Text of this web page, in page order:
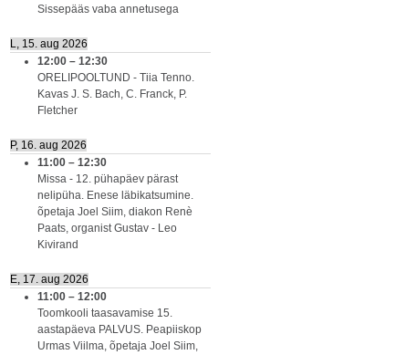
Sissepääs vaba annetusega
L, 15. aug 2026
12:00 – 12:30
ORELIPOOLTUND - Tiia Tenno.
Kavas J. S. Bach, C. Franck, P.
Fletcher
P, 16. aug 2026
11:00 – 12:30
Missa - 12. pühapäev pärast
nelipüha. Enese läbikatsumine.
õpetaja Joel Siim, diakon Renè
Paats, organist Gustav - Leo
Kivirand
E, 17. aug 2026
11:00 – 12:00
Toomkooli taasavamise 15.
aastapäeva PALVUS. Peapiiskop
Urmas Viilma, õpetaja Joel Siim,